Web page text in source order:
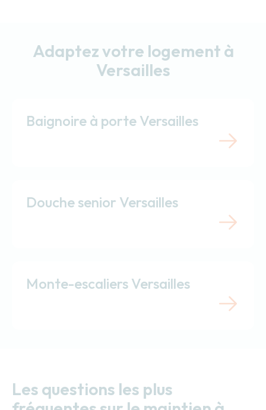
Adaptez votre logement à
Versailles
Baignoire à porte Versailles
Douche senior Versailles
Monte-escaliers Versailles
Les questions les plus